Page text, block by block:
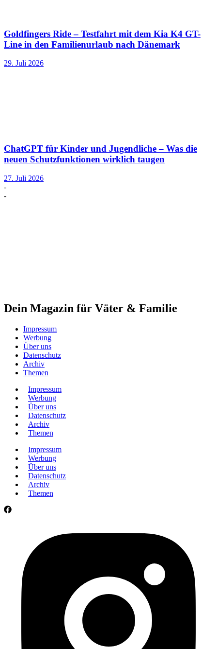
Goldfingers Ride – Testfahrt mit dem Kia K4 GT-
Line in den Familienurlaub nach Dänemark
29. Juli 2026
ChatGPT für Kinder und Jugendliche – Was die
neuen Schutzfunktionen wirklich taugen
27. Juli 2026
-
-
Dein Magazin für Väter & Familie
Impressum
Werbung
Über uns
Datenschutz
Archiv
Themen
Impressum
Werbung
Über uns
Datenschutz
Archiv
Themen
Impressum
Werbung
Über uns
Datenschutz
Archiv
Themen